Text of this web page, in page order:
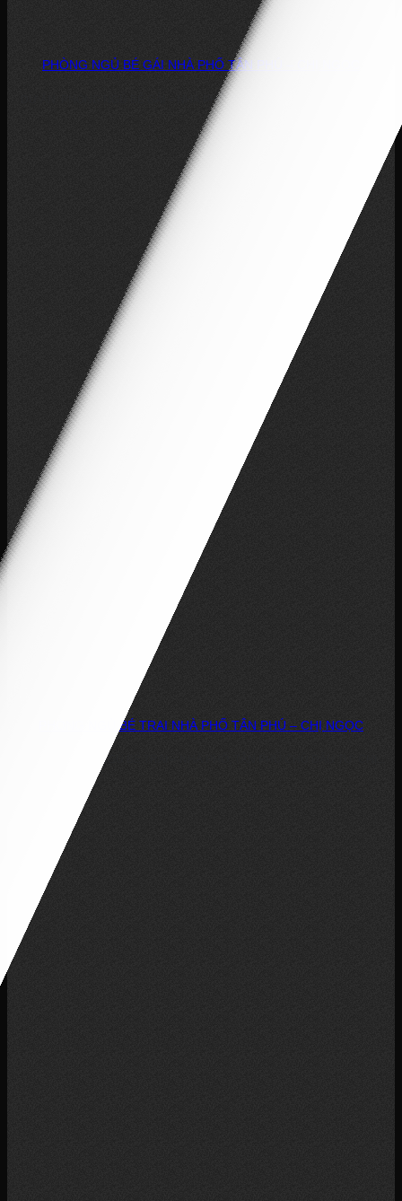
PHÒNG NGỦ BÉ GÁI NHÀ PHỐ TÂN PHÚ – CHỊ NGỌC
DỰ ÁN: PHÒNG NGỦ BÉ GÁI – NHÀ PHỐ, TÂN PHÚ CHỦ ĐẦU TƯ: CHỊ...
PHÒNG NGỦ BÉ TRAI NHÀ PHỐ TÂN PHÚ – CHỊ NGỌC
DỰ ÁN: PHÒNG NGỦ BÉ TRAI – NHÀ PHỐ, TÂN PHÚ CHỦ ĐẦU TƯ: CHỊ...